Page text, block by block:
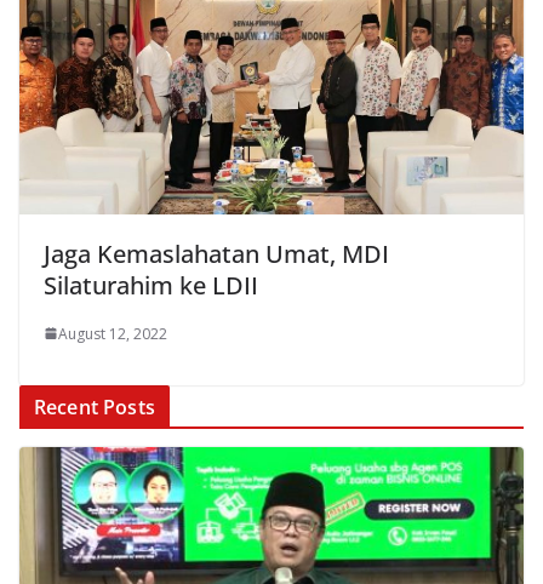
Jaga Kemaslahatan Umat, MDI
Silaturahim ke LDII
August 12, 2022
Recent Posts